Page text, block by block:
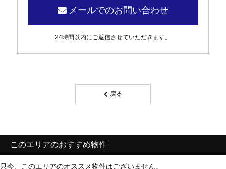
メールでのお問い合わせ
24時間以内にご返信させていただきます。
戻る
このエリアのおすすめ物件
只今、このエリアのオススメ物件はございません。